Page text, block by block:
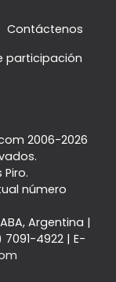
Contáctenos
participación
2006-2026
número
Argentina |
7091-4922| E-